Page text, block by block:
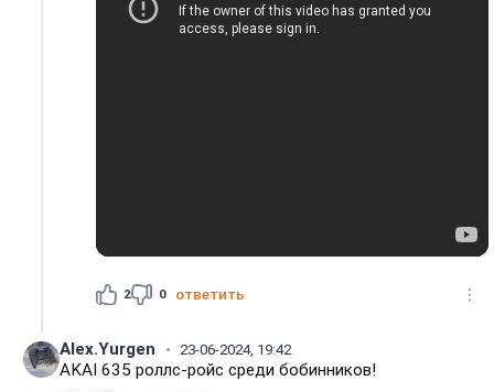
2 0 ответить
Alex.Yurgen 23-06-2024, 19:42
AKAI 635 роллс-ройс среди бобинников!